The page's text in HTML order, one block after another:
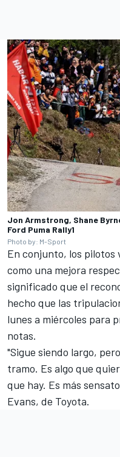
Jon Armstrong, Shane
Ford Puma Rally1
Photo by: M-Sport
En conjunto, los pilotos
como una mejora
significado que el
hecho que las
lunes a miércoles para
notas.
"Sigue siendo largo,
tramo. Es algo que
que hay. Es más
Evans, de Toyota.